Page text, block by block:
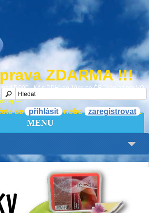
ZDARMA !!!
nad 5 000,- Kč s DPH) do 19kg po ČR. Neplatí pro VO
---
se přihlásit nebo zaregistrovat .
MENU